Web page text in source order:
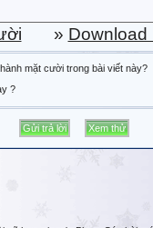
» Download
mặt cười trong bài viết này?
?